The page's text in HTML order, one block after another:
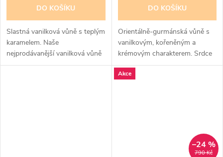
DO KOŠÍKU
Slastná vanilková vůně s teplým
karamelem. Naše
nejprodávanější vanilková vůně
DO KOŠÍKU
Orientálně-gurmánská vůně s
vanilkovým, kořeněným a
krémovým charakterem. Srdce
parfému tvoří plody, frangipani
a kořeněné tóny, základ doplňují
Akce
790 Kč
–24 %